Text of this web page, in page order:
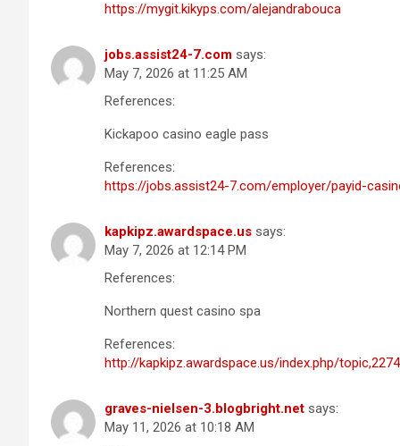
https://mygit.kikyps.com/alejandrabouca
jobs.assist24-7.com says:
May 7, 2026 at 11:25 AM
References:
Kickapoo casino eagle pass
References:
https://jobs.assist24-7.com/employer/payid-
kapkipz.awardspace.us says:
May 7, 2026 at 12:14 PM
References:
Northern quest casino spa
References:
http://kapkipz.awardspace.us/index.php/
graves-nielsen-3.blogbright.net says:
May 11, 2026 at 10:18 AM